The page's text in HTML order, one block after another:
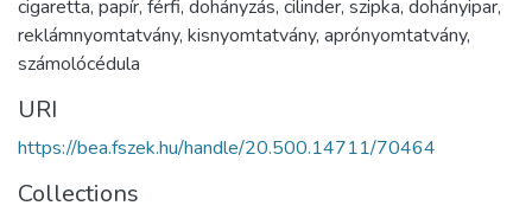
cigaretta, papír, férfi, dohányzás, cilinder, szipka, dohányipar,
reklámnyomtatvány, kisnyomtatvány, aprónyomtatvány,
számolócédula
URI
https://bea.fszek.hu/handle/20.500.14711/70464
Collections